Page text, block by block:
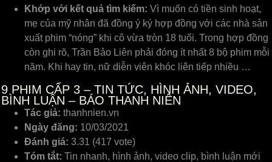
Khớp với kết quả tìm kiếm: Vì muốn có tiền sinh hoạt,
mẹ của mỹ nhân đã đồng ý ký hợp đồng với các nhà sản
xuất phim “nóng” khi cô vừa tròn 18 tuổi. Trong hợp đồng
còn ghi rõ, Trần Bảo Liên phải đóng ít nhất 8 bộ phim mỗi
năm. Khi hay tin, nữ diễn viên khóc liên tiếp nhiều …
9 PHIM CẤP 3 – TIN TỨC, HÌNH ẢNH, VIDEO,
BÌNH LUẬN – BÁO THANH NIÊN
Tác giả: thanhnien.vn
Ngày đăng: 10/03/2021
Đánh giá: 3.31 (417 vote)
Tóm tắt: Tin nhanh, hình ảnh, video clip, bình luận mới